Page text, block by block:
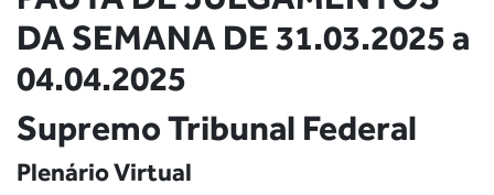
DA SEMANA DE 31.03.2025 a
04.04.2025
Supremo Tribunal Federal
Plenário Virtual